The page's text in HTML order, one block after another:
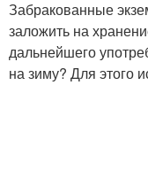
Забракованные
заложить на
дальнейшего
на зиму? Для этого